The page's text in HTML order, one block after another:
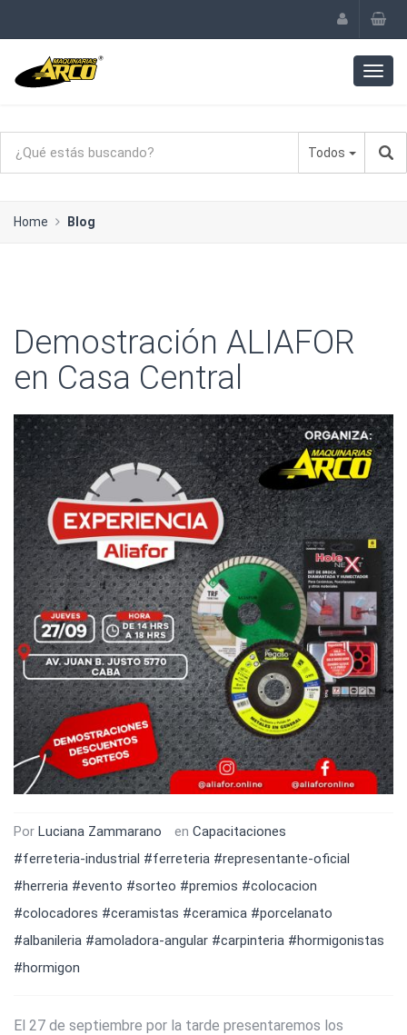
Todos
Home Blog
Demostración ALIAFOR
en Casa Central
Por Luciana Zammarano en Capacitaciones
#ferreteria-industrial #ferreteria #representante-oficial
#herreria #evento #sorteo #premios #colocacion
#colocadores #ceramistas #ceramica #porcelanato
#albanileria #amoladora-angular #carpinteria #hormigonistas
#hormigon
El 27 de septiembre por la tarde presentaremos los